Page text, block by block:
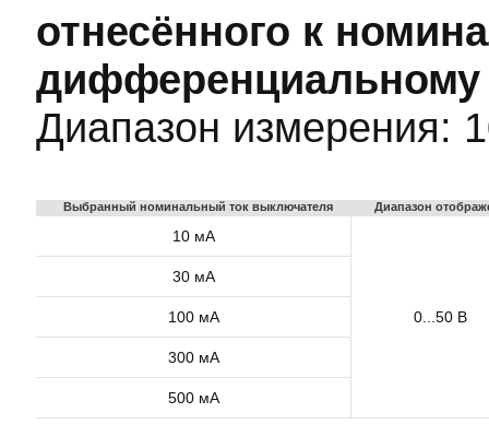
отнесённого к
дифференциальному
Диапазон измерения:
Выбранный номинальный ток выключателя Диапазон
10 мА
0...50 В
30 мА
100 мА
300 мА
500 мА